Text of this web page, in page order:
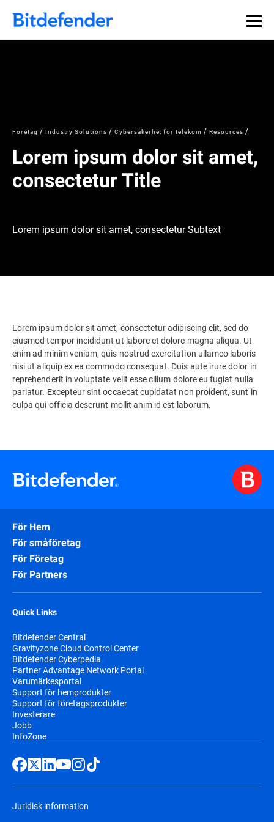
Företag Industry Solutions Cybersäkerhet för telekom Resources
Lorem ipsum dolor sit amet,
consectetur Title
Lorem ipsum dolor sit amet, consectetur Subtext
Lorem ipsum dolor sit amet, consectetur adipiscing elit, sed do
eiusmod tempor incididunt ut labore et dolore magna aliqua. Ut
enim ad minim veniam, quis nostrud exercitation ullamco laboris
nisi ut aliquip ex ea commodo consequat. Duis aute irure dolor in
reprehenderit in voluptate velit esse cillum dolore eu fugiat nulla
pariatur. Excepteur sint occaecat cupidatat non proident, sunt in
culpa qui officia deserunt mollit anim id est laborum.
För Hem
För småföretag
För Företag
För Partners
Quick Links
Bitdefender Central
Gravityzone Cloud Control Center
Bitdefender Cyberpedia
Partner Advantage Network Portal
Varumärkesportal
Support för hemprodukter
Support för företagsprodukter
Investerare
Jobb
InfoZone
Juridisk information